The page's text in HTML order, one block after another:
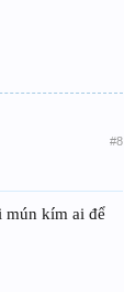
#8
mún kím ai để